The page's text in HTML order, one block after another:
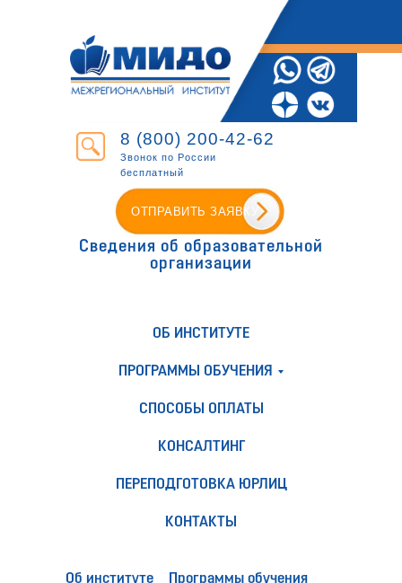
8 (800) 200-42-62
Звонок по России
бесплатный
ОТПРАВИТЬ ЗАЯВКУ
Сведения об образовательной
организации
ОБ ИНСТИТУТЕ
ПРОГРАММЫ ОБУЧЕНИЯ
СПОСОБЫ ОПЛАТЫ
КОНСАЛТИНГ
ПЕРЕПОДГОТОВКА ЮРЛИЦ
КОНТАКТЫ
Об институте
Программы обучения